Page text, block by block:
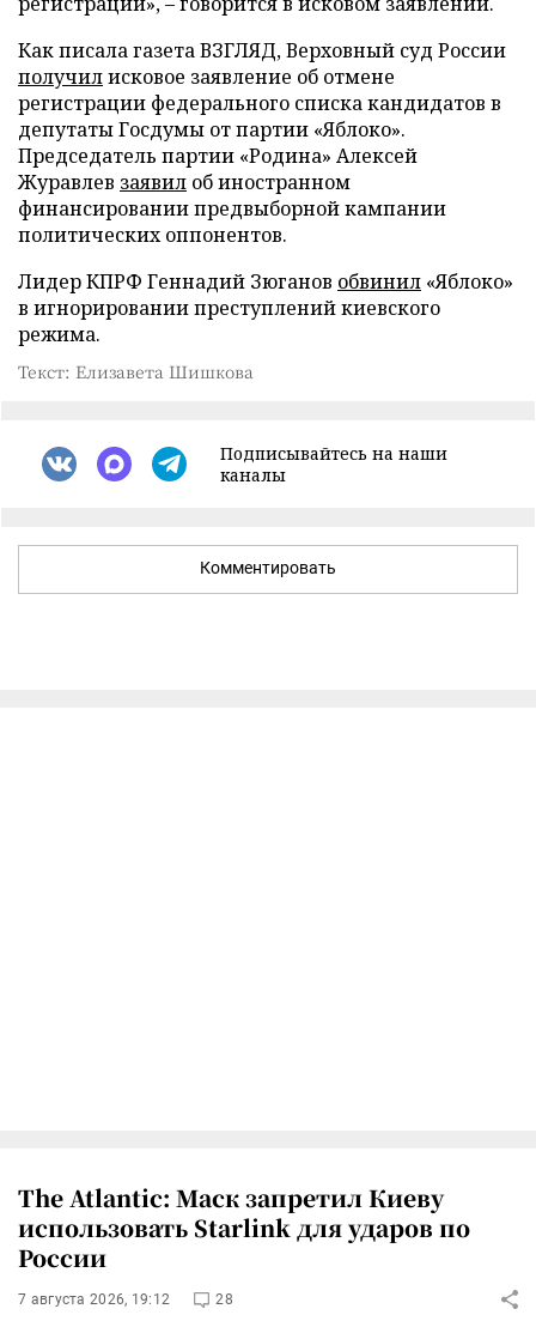
Как писала газета ВЗГЛЯД, Верховный суд России
получилисковое заявление об отмене
регистрации федерального списка кандидатов в
депутаты Госдумы от партии «Яблоко».
Председатель партии «Родина» Алексей
Журавлев заявил об иностранном
финансировании предвыборной кампании
политических оппонентов.
Лидер КПРФ Геннадий Зюганов обвинил «Яблоко»
в игнорировании преступлений киевского
режима.
Текст: Елизавета Шишкова
Подписывайтесь на наши
каналы
Комментировать
The Atlantic: Маск запретил Киеву
использовать Starlink для ударов по
России
7 августа 2026, 19:12 28